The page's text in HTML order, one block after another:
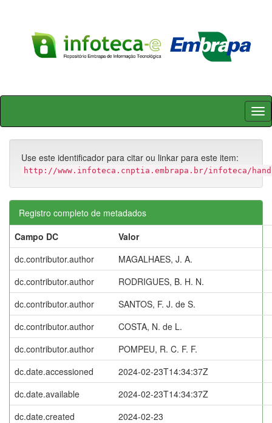
Skip
Use este identificador para citar ou linkar para este item:
http://www.infoteca.cnptia.embrapa.br/infoteca/
Registro completo de metadados
Campo DC
Valor
dc.contributor.author
MAGALHAES, J. A.
dc.contributor.author
RODRIGUES, B. H. N.
dc.contributor.author
SANTOS, F. J. de S.
dc.contributor.author
COSTA, N. de L.
dc.contributor.author
POMPEU, R. C. F. F.
dc.date.accessioned
2024-02-23T14:34:37Z
dc.date.available
2024-02-23T14:34:37Z
dc.date.created
2024-02-23